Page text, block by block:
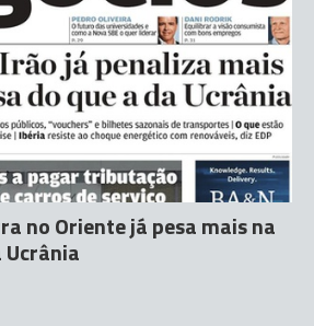
no Oriente já pesa mais na
Ucrânia